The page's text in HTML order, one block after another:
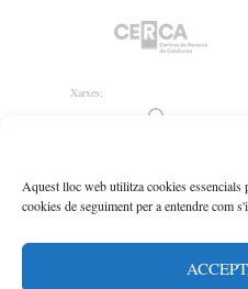
Aquest lloc web utilitza cookies essencials
cookies de seguiment per a entendre com
Xarxes: